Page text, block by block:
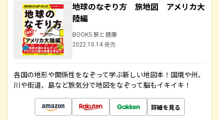
地球のなぞり方 旅地図 アメリカ大
陸編
BOOKS 旅と健康
2022.10.14 発売
各国の地形や関係性をなぞって学ぶ新しい地図本！国境や州、
川や街道、島など旅気分で地図をなぞって脳もイキイキ！
詳細を見る